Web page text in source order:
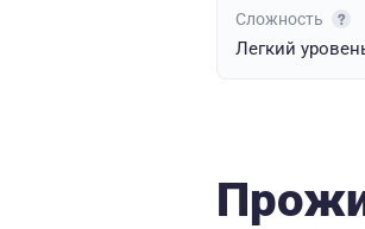
Сложность
Легкий